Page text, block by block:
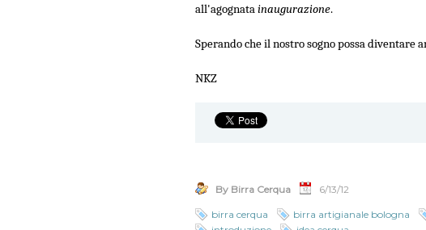
all'agognatainaugurazione.
Sperando che il nostro sogno possa diventare
NKZ
By Birra Cerqua 6/13/12
birra cerqua birra artigianale bologna